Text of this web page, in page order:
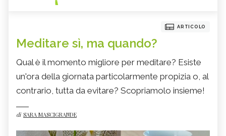
ARTICOLO
Meditare sì, ma quando?
Qual è il momento migliore per meditare? Esiste
un'ora della giornata particolarmente propizia o, al
contrario, tutta da evitare? Scopriamolo insieme!
di SARA MASCIGRANDE